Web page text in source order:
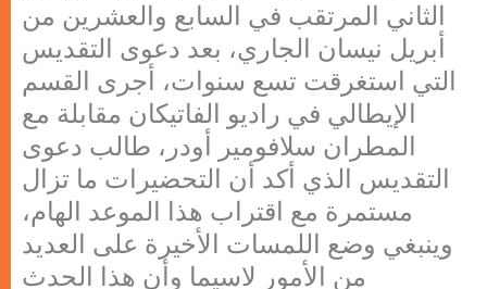
الثاني المرتقب في السابع والعشرين من
أبريل نيسان الجاري، بعد دعوى التقديس
التي استغرقت تسع سنوات، أجرى القسم
الإيطالي في راديو الفاتيكان مقابلة مع
المطران سلافومير أودر، طالب دعوى
التقديس الذي أكد أن التحضيرات ما تزال
مستمرة مع اقتراب هذا الموعد الهام،
وينبغي وضع اللمسات الأخيرة على العديد
من الأمور لاسيما وأن هذا الحدث